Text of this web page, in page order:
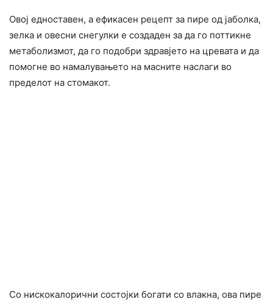
Овој едноставен, а ефикасен рецепт за пире од јаболка,
зелка и овесни снегулки е создаден за да го поттикне
метаболизмот, да го подобри здравјето на цревата и да
помогне во намалувањето на масните наслаги во
пределот на стомакот.
Со нискокалорични состојки богати со влакна, ова пире